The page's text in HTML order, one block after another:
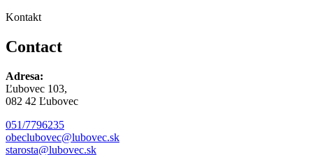
Kontakt
Contact
Adresa:
Ľubovec 103,
082 42 Ľubovec
051/7796235
obeclubovec@lubovec.sk
starosta@lubovec.sk